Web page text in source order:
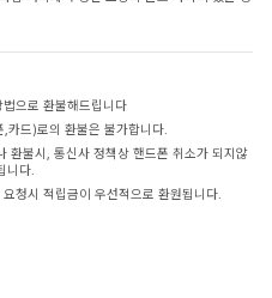
으로 환불해드립니다
카드)로의 환불은 불가합니다.
환불시, 통신사 정책상 핸드폰 취소가 되지않
니다.
청시 적립금이 우선적으로 환원됩니다.